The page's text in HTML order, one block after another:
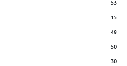
53
15
48
50
30